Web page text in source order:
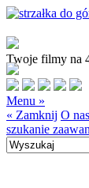
Twoje filmy
Menu »
« Zamknij O nas
szukanie